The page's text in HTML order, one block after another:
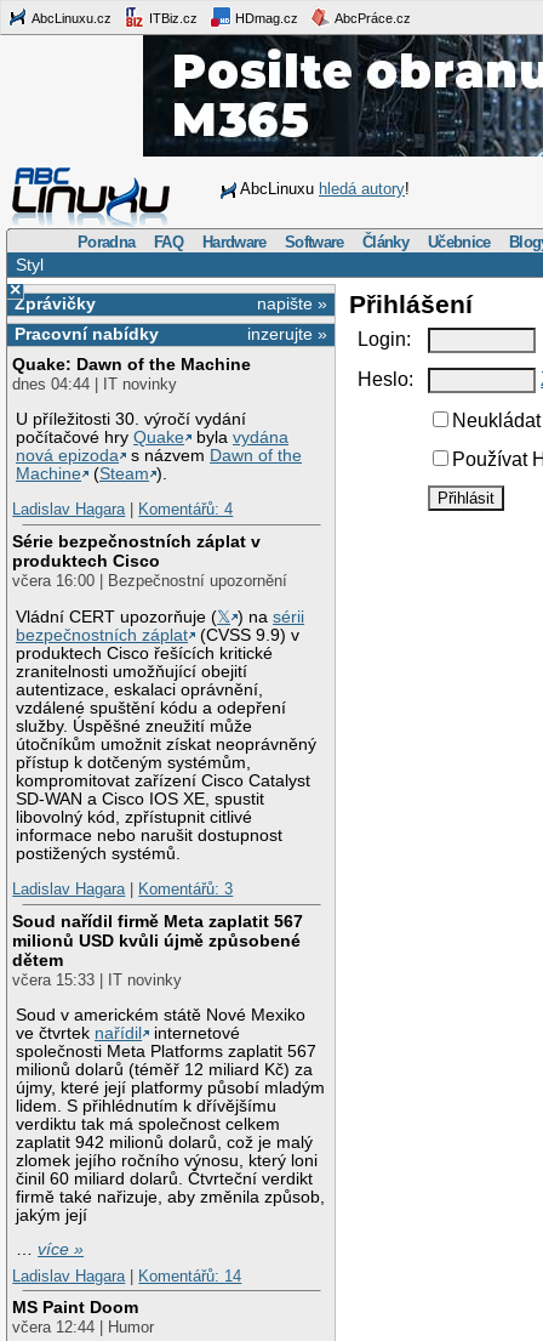
AbcLinuxu.cz ITBiz.cz HDmag.cz AbcPráce.cz
AbcLinuxu hledá autory!
Poradna FAQ Hardware Software Články Učebnice
Styl
×
napište »
Zprávičky
inzerujte »
Pracovní nabídky
Quake: Dawn of the Machine
dnes 04:44 | IT novinky
U příležitosti 30. výročí vydání
počítačové hryQuake bylavydána
nová epizoda
s názvem Dawn of the
Machine
(Steam ).
Ladislav Hagara| Komentářů: 4
Série bezpečnostních záplat v
produktech Cisco
včera 16:00 | Bezpečnostní upozornění
Vládní CERT upozorňuje (𝕏 ) nasérii
bezpečnostních záplat
(CVSS 9.9) v
produktech Cisco řešících kritické
zranitelnosti umožňující obejití
autentizace, eskalaci oprávnění,
vzdálené spuštění kódu a odepření
služby. Úspěšné zneužití může
útočníkům umožnit získat neoprávněný
přístup k dotčeným systémům,
kompromitovat zařízení Cisco Catalyst
SD-WAN a Cisco IOS XE, spustit
libovolný kód, zpřístupnit citlivé
informace nebo narušit dostupnost
postižených systémů.
Ladislav Hagara| Komentářů: 3
Soud nařídil firmě Meta zaplatit 567
milionů USD kvůli újmě způsobené
dětem
včera 15:33 | IT novinky
Soud v americkém státě Nové Mexiko
ve čtvrtek nařídil
internetové
společnosti Meta Platforms zaplatit 567
milionů dolarů (téměř 12 miliard Kč) za
újmy, které její platformy působí mladým
lidem. S přihlédnutím k dřívějšímu
verdiktu tak má společnost celkem
zaplatit 942 milionů dolarů, což je malý
zlomek jejího ročního výnosu, který loni
činil 60 miliard dolarů. Čtvrteční verdikt
firmě také nařizuje, aby změnila způsob,
jakým její
…více »
Ladislav Hagara
Komentářů: 14
MS Paint Doom
včera 12:44 | Humor
Přihlášení
Login:
Heslo:
Používat